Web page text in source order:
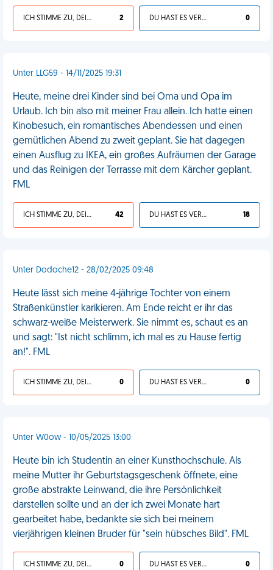
ICH STIMME ZU, DEIN LEBEN IST SCHEISSE 2 DU HAST ES VERDIENT 0
Unter LLG59 - 14/11/2025 19:31
Heute, meine drei Kinder sind bei Oma und Opa im
Urlaub. Ich bin also mit meiner Frau allein. Ich hatte einen
Kinobesuch, ein romantisches Abendessen und einen
gemütlichen Abend zu zweit geplant. Sie hat dagegen
einen Ausflug zu IKEA, ein großes Aufräumen der Garage
und das Reinigen der Terrasse mit dem Kärcher geplant.
FML
ICH STIMME ZU, DEIN LEBEN IST SCHEISSE 42 DU HAST ES VERDIENT 18
Unter Dodoche12 - 28/02/2025 09:48
Heute lässt sich meine 4-jährige Tochter von einem
Straßenkünstler karikieren. Am Ende reicht er ihr das
schwarz-weiße Meisterwerk. Sie nimmt es, schaut es an
und sagt: "Ist nicht schlimm, ich mal es zu Hause fertig
an!". FML
ICH STIMME ZU, DEIN LEBEN IST SCHEISSE 0 DU HAST ES VERDIENT 0
Unter W0ow - 10/05/2025 13:00
Heute bin ich Studentin an einer Kunsthochschule. Als
meine Mutter ihr Geburtstagsgeschenk öffnete, eine
große abstrakte Leinwand, die ihre Persönlichkeit
darstellen sollte und an der ich zwei Monate hart
gearbeitet habe, bedankte sie sich bei meinem
vierjährigen kleinen Bruder für "sein hübsches Bild". FML
ICH STIMME ZU, DEIN LEBEN IST SCHEISSE 0 DU HAST ES VERDIENT 0